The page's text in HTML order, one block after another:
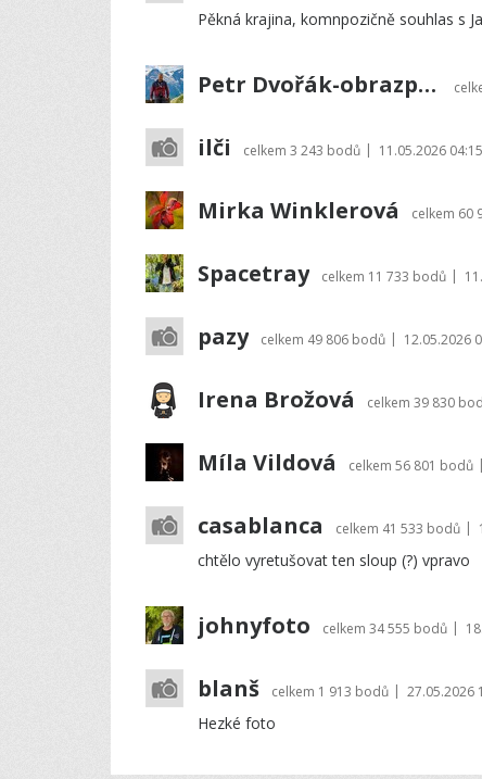
Pěkná krajina, komnpozičně souhlas s
Petr Dvořák-obrazprovas.cz
ilči celkem 3 243 bodů | 11.05.2026 04:15
Mirka Winklerová celkem 60
Spacetray celkem 11 733 bodů |
pazy celkem 49 806 bodů | 12.05.2026
Irena Brožová celkem 39 830
Míla Vildová celkem 56 801 bodů |
casablanca celkem 41 533 bodů |
chtělo vyretušovat ten sloup (?) vpravo
johnyfoto celkem 34 555 bodů |
blanš celkem 1 913 bodů | 27.05.2026
Hezké foto